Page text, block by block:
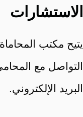
الاستشارات
يتيح مكتب
التواصل مع
البريد الإلكتروني.